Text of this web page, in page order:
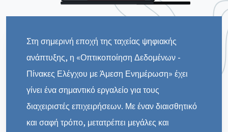
Στη σημερινή εποχή της ταχείας ψηφιακής
ανάπτυξης, η «Οπτικοποίηση Δεδομένων -
Πίνακες Ελέγχου με Άμεση Ενημέρωση» έχει
γίνει ένα σημαντικό εργαλείο για τους
διαχειριστές επιχειρήσεων. Με έναν διαισθητικό
και σαφή τρόπο, μετατρέπει μεγάλες και